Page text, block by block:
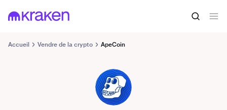
Accueil Vendre de la crypto ApeCoin
APE